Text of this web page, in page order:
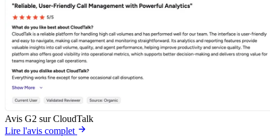
Avis G2 sur CloudTalk
Lire l'avis complet